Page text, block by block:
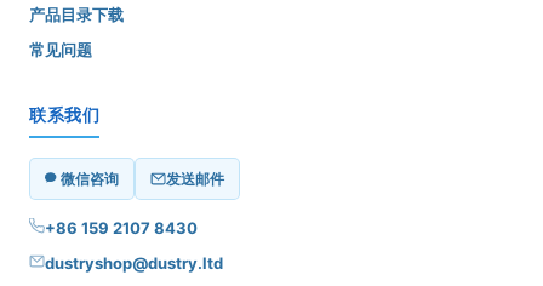
产品目录下载
常见问题
联系我们
微信咨询 发送邮件
+86 159 2107 8430
dustryshop@dustry.ltd